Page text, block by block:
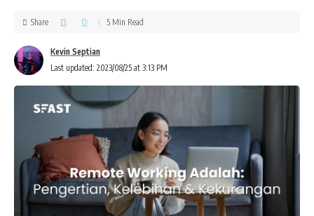
Last updated: 2023/08/25 at 3:13 PM
Kevin Septian
Share 5 Min Read